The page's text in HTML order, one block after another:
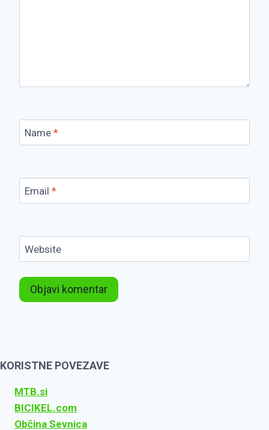
Name *
Email *
Website
KORISTNE POVEZAVE
MTB.si
BICIKEL.com
Občina Sevnica